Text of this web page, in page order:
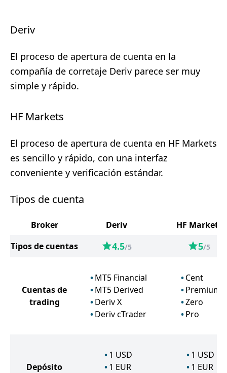
Deriv
El proceso de apertura de cuenta en la
compañía de corretaje Deriv parece ser muy
simple y rápido.
HF Markets
El proceso de apertura de cuenta en HF Markets
es sencillo y rápido, con una interfaz
conveniente y verificación estándar.
Tipos de cuenta
Broker Deriv
HF Markets
Tipos de cuentas
4.5/5 5/5
Cuentas de
trading
MT5 Financial
MT5 Derived
Deriv X
Deriv cTrader
Cent
Premium
Zero
Pro
Depósito
1 USD
1 EUR
1 USD
1 EUR